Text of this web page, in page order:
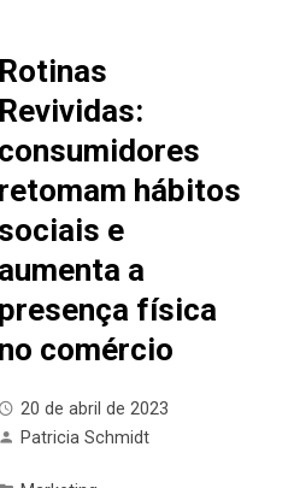
Rotinas
Revividas:
consumidores
retomam hábitos
sociais e
aumenta a
presença física
no comércio
20 de abril de 2023
Patricia Schmidt